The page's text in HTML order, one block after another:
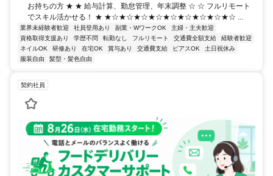
お持ちの方 ★ ★ 給与計算、勤怠管理、年末調整 ☆ ☆ フルリモート
でスキル活かせる！ ★ ★☆★☆★☆★☆★☆★☆★☆★☆★☆ ...
業界未経験者歓迎 社員登用あり 副業・WワークOK
主婦・主夫歓迎
資格取得支援あり
学歴不問 転勤なし フルリモート 交通費全額支給
経験者歓迎
ネイルOK
研修あり 在宅OK 賞与あり 交通費支給 ピアスOK
土日祝休み
服装自由
髪型・髪色自由
契約社員